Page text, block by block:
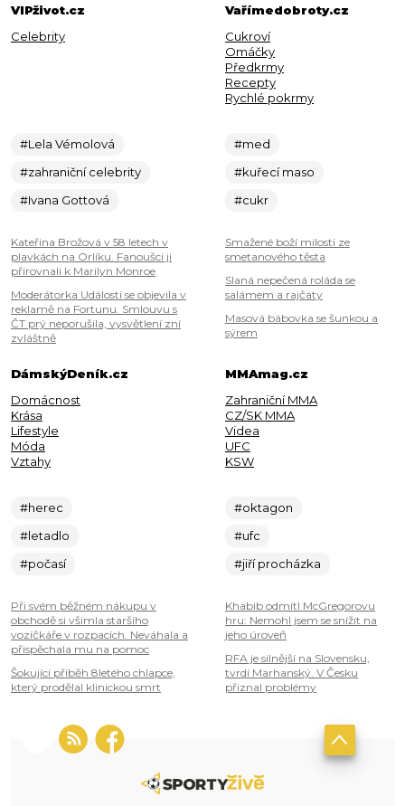
VIPživot.cz
Celebrity
#Lela Vémolová
#zahraniční celebrity
#Ivana Gottová
Kateřina Brožová v 58 letech v
plavkách na Orlíku. Fanoušci ji
přirovnali k Marilyn Monroe
Moderátorka Událostí se objevila v
reklamě na Fortunu. Smlouvu s
ČT prý neporušila, vysvětlení zní
zvláštně
Vařímedobroty.cz
Cukroví
Omáčky
Předkrmy
Recepty
Rychlé pokrmy
#med
#kuřecí maso
#cukr
Smažené boží milosti ze
smetanového těsta
Slaná nepečená roláda se
salámem a rajčaty
Masová bábovka se šunkou a
sýrem
DámskýDeník.cz
Domácnost
Krása
Lifestyle
Móda
Vztahy
#herec
#letadlo
#počasí
Při svém běžném nákupu v
obchodě si všimla staršího
vozíčkáře v rozpacích. Neváhala a
přispěchala mu na pomoc
Šokující příběh 8letého chlapce,
který prodělal klinickou smrt
MMAmag.cz
Zahraniční MMA
CZ/SK MMA
Videa
UFC
KSW
#oktagon
#ufc
#jiří procházka
Khabib odmítl McGregorovu
hru: Nemohl jsem se snížit na
jeho úroveň
RFA je silnější na Slovensku,
tvrdí Marhanský. V Česku
přiznal problémy